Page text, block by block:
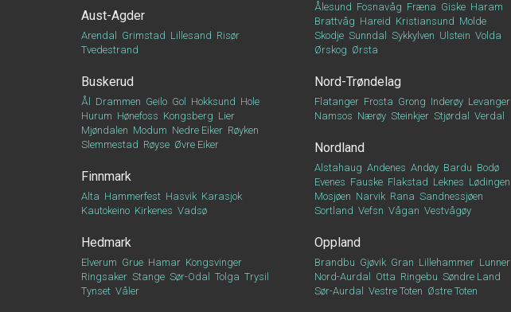
Aust-Agder
Arendal Grimstad Lillesand Risør
Tvedestrand
Buskerud
Ål Drammen Geilo Gol Hokksund Hole
Hurum Hønefoss Kongsberg Lier
Mjøndalen Modum Nedre Eiker Røyken
Slemmestad Røyse Øvre Eiker
Finnmark
Alta Hammerfest Hasvik Karasjok
Kautokeino Kirkenes Vadsø
Hedmark
Elverum Grue Hamar Kongsvinger
Ringsaker Stange Sør-Odal Tolga Trysil
Tynset Våler
Ålesund Fosnavåg Fræna Giske Haram
Brattvåg Hareid Kristiansund Molde
Skodje Sunndal Sykkylven Ulstein Volda
Ørskog Ørsta
Nord-Trøndelag
Flatanger Frosta Grong Inderøy Levanger
Namsos Nærøy Steinkjer Stjørdal Verdal
Nordland
Alstahaug Andenes Andøy Bardu Bodø
Evenes Fauske Flakstad Leknes Lødingen
Mosjøen Narvik Rana Sandnessjøen
Sortland Vefsn Vågan Vestvågøy
Oppland
Brandbu Gjøvik Gran Lillehammer Lunner
Nord-Aurdal
Otta Ringebu Søndre Land
Sør-Aurdal
Vestre Toten Østre Toten